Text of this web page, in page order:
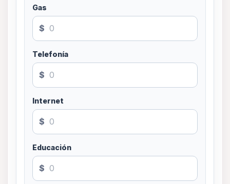
Gas
$
Telefonía
$
Internet
$
Educación
$